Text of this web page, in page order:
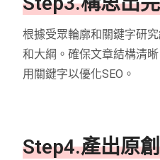
根據受眾輪廓和關鍵字研
和大綱。確保文章結構清
用關鍵字以優化SEO。
Step4.產出原